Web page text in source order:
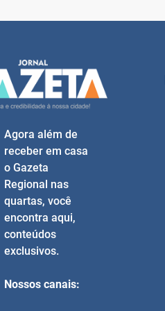
Agora além de
receber em casa
o Gazeta
Regional nas
quartas, você
encontra aqui,
conteúdos
exclusivos.
Nossos canais: